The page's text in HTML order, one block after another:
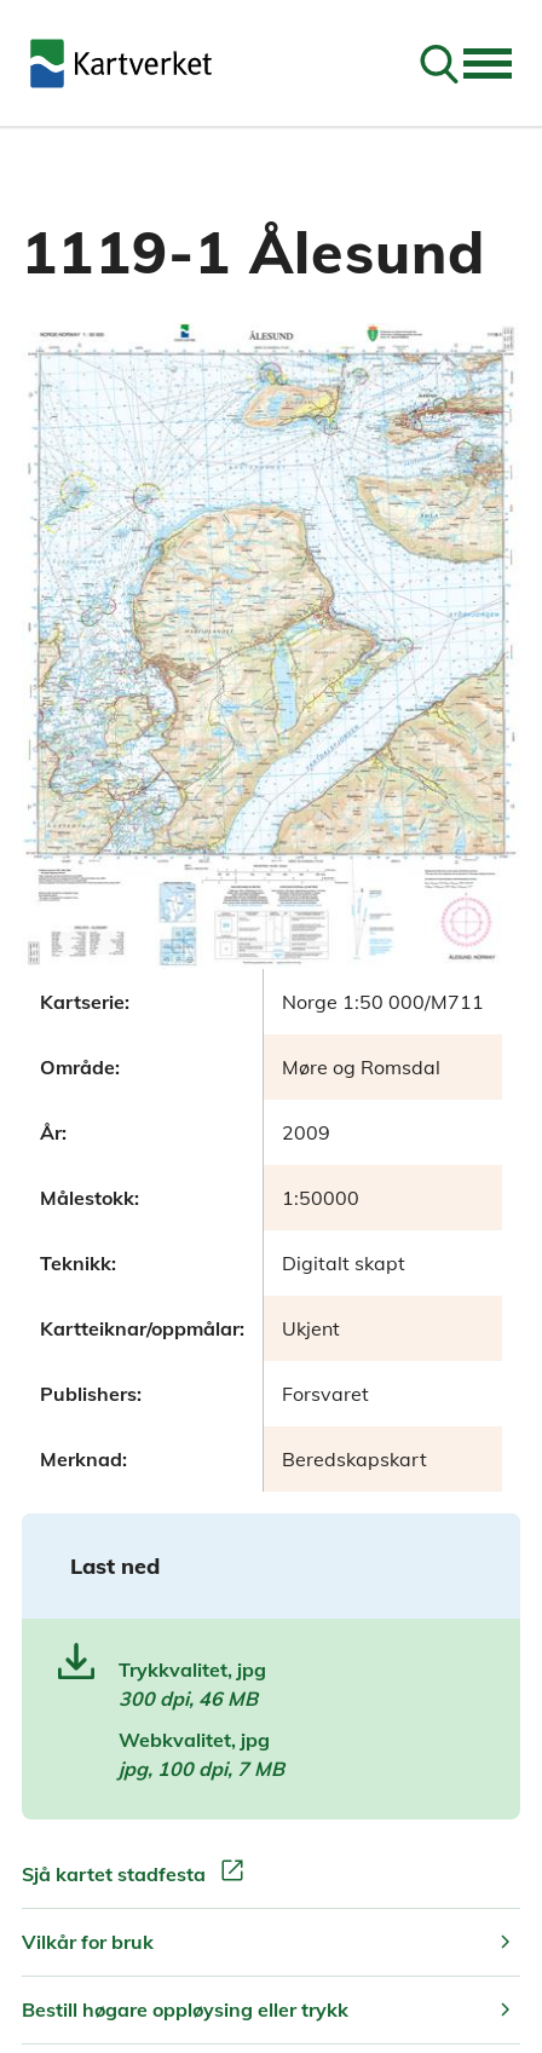
Søk
1119-1 Ålesund
Kartserie: Norge 1:50 000/M711
Område: Møre og Romsdal
År: 2009
Målestokk: 1:50000
Teknikk: Digitalt skapt
Kartteiknar/oppmålar: Ukjent
Publishers: Forsvaret
Merknad: Beredskapskart
Last ned
Trykkvalitet, jpg
300 dpi, 46 MB
Webkvalitet, jpg
jpg, 100 dpi, 7 MB
Sjå kartet stadfesta open_in_new
Vilkår for bruk chevron_right
Bestill høgare oppløysing eller trykk chevron_right